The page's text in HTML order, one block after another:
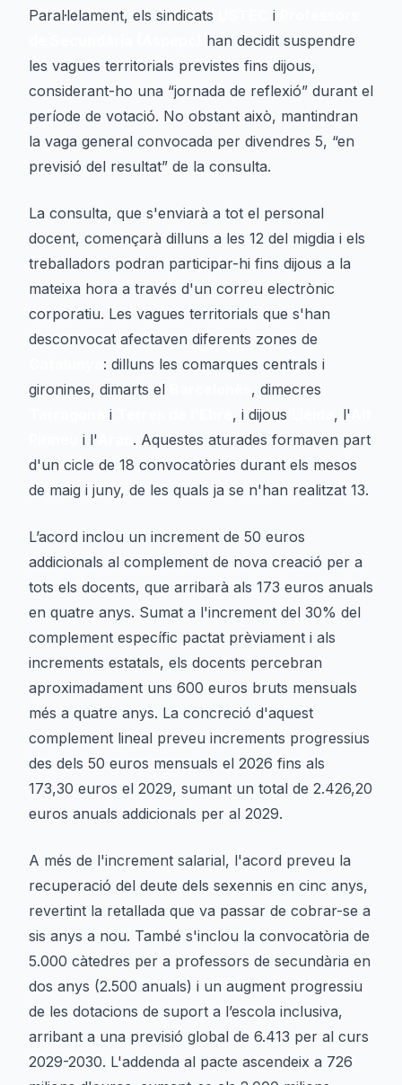
Paral·lelament, els sindicats
i
han decidit suspendre
les vagues territorials previstes fins dijous,
considerant-ho una “jornada de reflexió” durant el
període de votació. No obstant això, mantindran
la vaga general convocada per divendres 5, “en
previsió del resultat” de la consulta.
La consulta, que s'enviarà a tot el personal
docent, començarà dilluns a les 12 del migdia i els
treballadors podran participar-hi fins dijous a la
mateixa hora a través d'un correu electrònic
corporatiu. Les vagues territorials que s'han
desconvocat afectaven diferents zones de
: dilluns les comarques centrals i
gironines, dimarts el
, dimecres
i , i dijous , l'
i l'
. Aquestes aturades formaven part
d'un cicle de 18 convocatòries durant els mesos
de maig i juny, de les quals ja se n'han realitzat 13.
L’acord inclou un increment de 50 euros
addicionals al complement de nova creació per a
tots els docents, que arribarà als 173 euros anuals
en quatre anys. Sumat a l'increment del 30% del
complement específic pactat prèviament i als
increments estatals, els docents percebran
aproximadament uns 600 euros bruts mensuals
més a quatre anys. La concreció d'aquest
complement lineal preveu increments progressius
des dels 50 euros mensuals el 2026 fins als
173,30 euros el 2029, sumant un total de 2.426,20
euros anuals addicionals per al 2029.
A més de l'increment salarial, l'acord preveu la
recuperació del deute dels sexennis en cinc anys,
revertint la retallada que va passar de cobrar-se a
sis anys a nou. També s'inclou la convocatòria de
5.000 càtedres per a professors de secundària en
dos anys (2.500 anuals) i un augment progressiu
de les dotacions de suport a l’escola inclusiva,
arribant a una previsió global de 6.413 per al curs
2029-2030. L'addenda al pacte ascendeix a 726